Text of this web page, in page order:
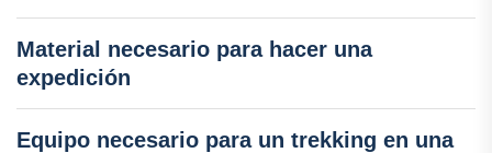
Material necesario para hacer una
expedición
Equipo necesario para un trekking en una